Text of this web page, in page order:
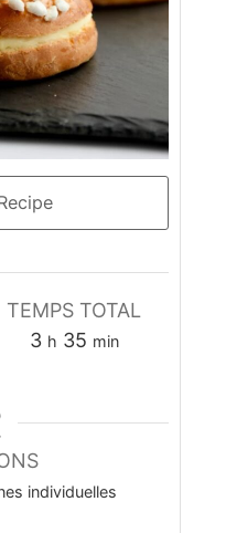
TEMPS TOTAL
3heures
h 35minutes
min
individuelles